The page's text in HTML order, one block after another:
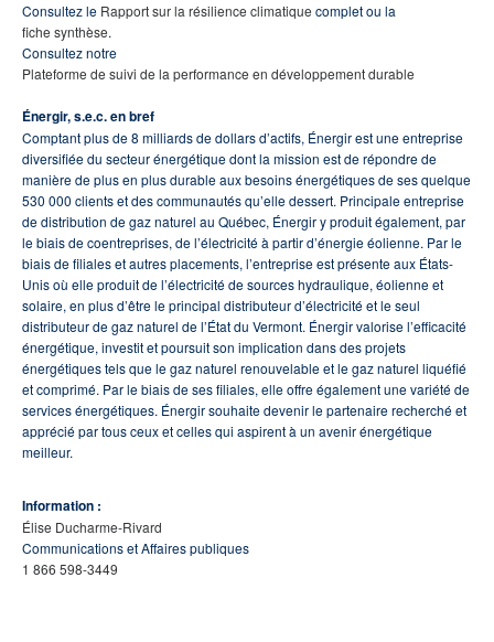
Consultez le Rapport sur la résilience climatique complet ou la
fiche synthèse.
Consultez notre
Plateforme de suivi de la performance en développement durable
Énergir, s.e.c. en bref
Comptant plus de 8 milliards de dollars d’actifs, Énergir est une entreprise
diversifiée du secteur énergétique dont la mission est de répondre de
manière de plus en plus durable aux besoins énergétiques de ses quelque
530 000 clients et des communautés qu’elle dessert. Principale entreprise
de distribution de gaz naturel au Québec, Énergir y produit également, par
le biais de coentreprises, de l’électricité à partir d’énergie éolienne. Par le
biais de filiales et autres placements, l’entreprise est présente aux États-
Unis où elle produit de l’électricité de sources hydraulique, éolienne et
solaire, en plus d’être le principal distributeur d’électricité et le seul
distributeur de gaz naturel de l’État du Vermont. Énergir valorise l’efficacité
énergétique, investit et poursuit son implication dans des projets
énergétiques tels que le gaz naturel renouvelable et le gaz naturel liquéfié
et comprimé. Par le biais de ses filiales, elle offre également une variété de
services énergétiques. Énergir souhaite devenir le partenaire recherché et
apprécié par tous ceux et celles qui aspirent à un avenir énergétique
meilleur.
Information :
Élise Ducharme-Rivard
Communications et Affaires publiques
1 866 598-3449